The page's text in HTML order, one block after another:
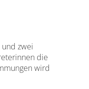
zwei
die
wird